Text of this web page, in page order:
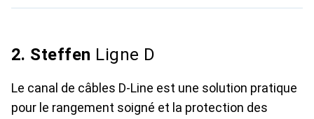
2. Steffen Ligne D
Le canal de câbles D-Line est une solution pratique
pour le rangement soigné et la protection des